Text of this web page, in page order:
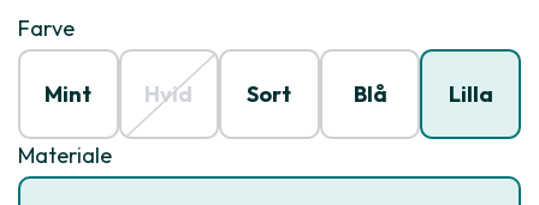
Farve
Mint Hvid Sort Blå Lilla
Materiale